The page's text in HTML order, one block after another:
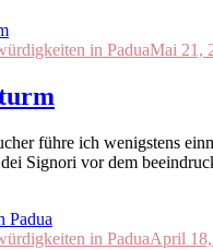
in PaduaMai 21,
führe ich wenigstens
dei Signori vor dem
in PaduaApril